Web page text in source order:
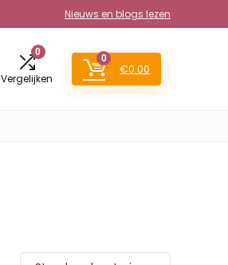
Nieuws en blogs lezen
0
Vergelijken
0
€0.00